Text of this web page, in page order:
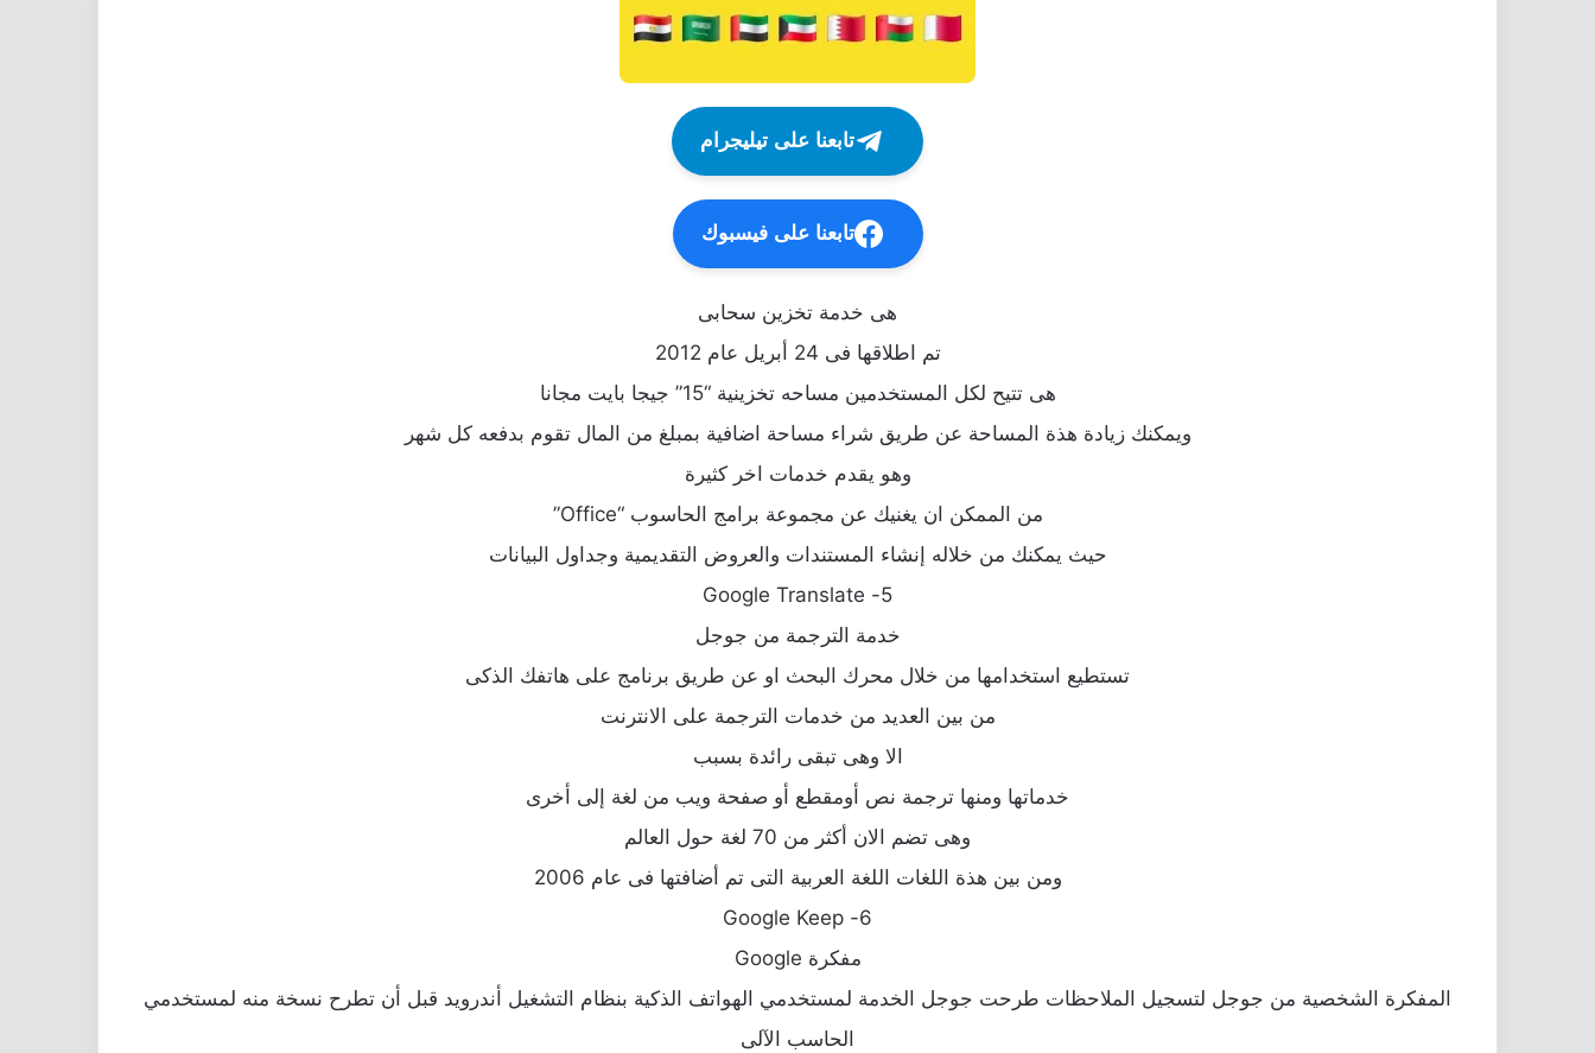
تابعنا على تيليجرام
تابعنا على فيسبوك
هى خدمة تخزين سحابى
تم اطلاقها فى 24 أبريل عام 2012
هى تتيح لكل المستخدمين مساحه تخزينية “15” جيجا بايت مجانا
ويمكنك زيادة هذة المساحة عن طريق شراء مساحة اضافية بمبلغ من المال تقوم بدفعه كل شهر
وهو يقدم خدمات اخر كثيرة
من الممكن ان يغنيك عن مجموعة برامج الحاسوب “Office”
ﺣﻴﺚ ﻳﻤﻜﻨﻚ ﻣﻦ ﺧﻼﻟﻪ ﺇﻧﺸﺎﺀ ﺍﻟﻤﺴﺘﻨﺪﺍﺕ ﻭﺍﻟﻌﺮﻭﺽ ﺍﻟﺘﻘﺪﻳﻤﻴﺔ ﻭﺟﺪﺍﻭﻝ ﺍﻟﺒﻴﺎﻧﺎﺕ
5- Google Translate
خدمة الترجمة من جوجل
تستطيع استخدامها من خلال محرك البحث او عن طريق برنامج على هاتفك الذكى
من بين العديد من خدمات الترجمة على الانترنت
الا وهى تبقى رائدة بسبب
خدماتها ومنها ترﺟﻤﺔ ﻧﺺ ﺃﻭﻣﻘﻄﻊ ﺃﻭ ﺻﻔﺤﺔ ﻭﻳﺐ ﻣﻦ ﻟﻐﺔ ﺇﻟﻰ ﺃﺧﺮﻯ
وهى تضم الان أكثر من 70 لغة حول العالم
ومن بين هذة اللغات اللغة العربية التى تم أضافتها فى عام 2006
6- Google Keep
مفكرة Google
ﺍﻟﻤﻔﻜﺮﺓ ﺍﻟﺸﺨﺼﻴﺔ ﻣﻦ ﺟﻮﺟﻞ ﻟﺘﺴﺠﻴﻞ ﺍﻟﻤﻼﺣﻈﺎﺕ ﻃﺮﺣﺖ ﺟﻮﺟﻞ ﺍلخدمة ﻟﻤﺴﺘﺨﺪﻣﻲ ﺍﻟﻬﻮﺍﺗﻒ ﺍﻟﺬﻛﻴﺔ ﺑﻨﻈﺎﻡ التشغيل ﺃﻧﺪﺭﻭﻳﺪ ﻗﺒﻞ ﺃﻥ ﺗﻄﺮﺡ ﻧﺴﺨﺔ ﻣﻨﻪ ﻟﻤﺴﺘﺨﺪﻣﻲ
الحاسب الآلى